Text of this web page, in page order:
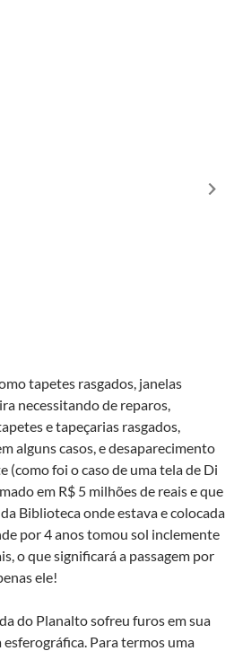
tapetes rasgados, janelas
necessitando de reparos,
e tapeçarias rasgados,
alguns casos, e desaparecimento
(como foi o caso de uma tela de Di
em R$ 5 milhões de reais e que
Biblioteca onde estava e colocada
por 4 anos tomou sol inclemente
o que significará a passagem por
ele!
do Planalto sofreu furos em sua
Para termos uma